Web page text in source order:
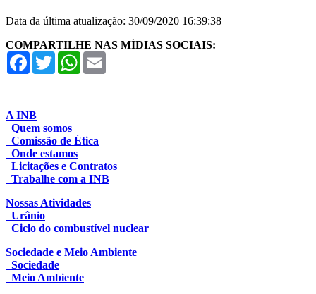
Data da última atualização: 30/09/2020 16:39:38
COMPARTILHE NAS MÍDIAS SOCIAIS:
Facebook
TwitterWhatsApp
A INB
Quem somos
Comissão de Ética
Onde estamos
Licitações e Contratos
Trabalhe com a INB
Nossas Atividades
Urânio
Ciclo do combustível nuclear
Sociedade e Meio Ambiente
Sociedade
Meio Ambiente